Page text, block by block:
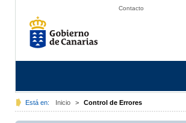
Contacto
Está en: Inicio > Control de Errores